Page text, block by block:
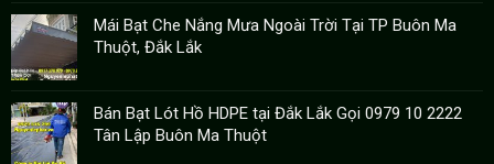
Mái Bạt Che Nắng Mưa Ngoài Trời Tại TP Buôn Ma
Thuột, Đắk Lắk
Bán Bạt Lót Hồ HDPE tại Đắk Lắk Gọi 0979 10 2222
Tân Lập Buôn Ma Thuột